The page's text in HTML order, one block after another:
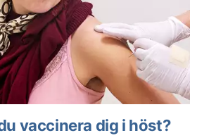
vaccinera dig i höst?